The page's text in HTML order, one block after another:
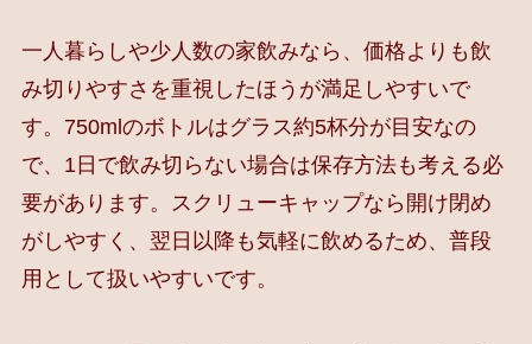
一人暮らしや少人数の家飲みなら、価格よりも飲
み切りやすさを重視したほうが満足しやすいで
す。750mlのボトルはグラス約5杯分が目安なの
で、1日で飲み切らない場合は保存方法も考える必
要があります。スクリューキャップなら開け閉め
がしやすく、翌日以降も気軽に飲めるため、普段
用として扱いやすいです。